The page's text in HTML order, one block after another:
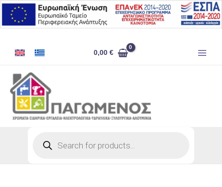
Μετάβαση
στο
περιεχόμενο
0,00€